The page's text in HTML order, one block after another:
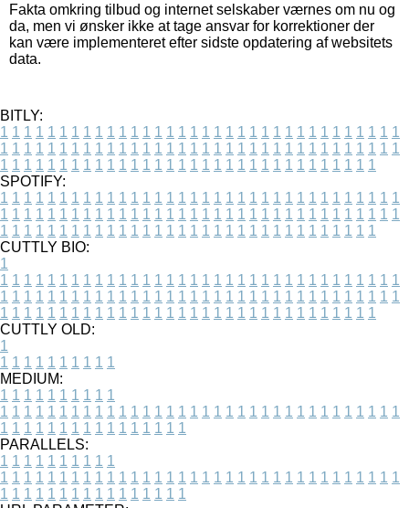
Fakta omkring tilbud og internet selskaber værnes om nu og
da, men vi ønsker ikke at tage ansvar for korrektioner der
kan være implementeret efter sidste opdatering af websitets
data.
BITLY:
1 1 1 1 1 1 1 1 1 1 1 1 1 1 1 1 1 1 1 1 1 1 1 1 1 1 1 1 1 1 1 1 1 1
1 1 1 1 1 1 1 1 1 1 1 1 1 1 1 1 1 1 1 1 1 1 1 1 1 1 1 1 1 1 1 1 1 1
1 1 1 1 1 1 1 1 1 1 1 1 1 1 1 1 1 1 1 1 1 1 1 1 1 1 1 1 1 1 1 1
SPOTIFY:
1 1 1 1 1 1 1 1 1 1 1 1 1 1 1 1 1 1 1 1 1 1 1 1 1 1 1 1 1 1 1 1 1 1
1 1 1 1 1 1 1 1 1 1 1 1 1 1 1 1 1 1 1 1 1 1 1 1 1 1 1 1 1 1 1 1 1 1
1 1 1 1 1 1 1 1 1 1 1 1 1 1 1 1 1 1 1 1 1 1 1 1 1 1 1 1 1 1 1 1
CUTTLY BIO:
1
1 1 1 1 1 1 1 1 1 1 1 1 1 1 1 1 1 1 1 1 1 1 1 1 1 1 1 1 1 1 1 1 1 1
1 1 1 1 1 1 1 1 1 1 1 1 1 1 1 1 1 1 1 1 1 1 1 1 1 1 1 1 1 1 1 1 1 1
1 1 1 1 1 1 1 1 1 1 1 1 1 1 1 1 1 1 1 1 1 1 1 1 1 1 1 1 1 1 1 1
CUTTLY OLD:
1
1 1 1 1 1 1 1 1 1 1
MEDIUM:
1 1 1 1 1 1 1 1 1 1
1 1 1 1 1 1 1 1 1 1 1 1 1 1 1 1 1 1 1 1 1 1 1 1 1 1 1 1 1 1 1 1 1 1
1 1 1 1 1 1 1 1 1 1 1 1 1 1 1 1
PARALLELS:
1 1 1 1 1 1 1 1 1 1
1 1 1 1 1 1 1 1 1 1 1 1 1 1 1 1 1 1 1 1 1 1 1 1 1 1 1 1 1 1 1 1 1 1
1 1 1 1 1 1 1 1 1 1 1 1 1 1 1 1